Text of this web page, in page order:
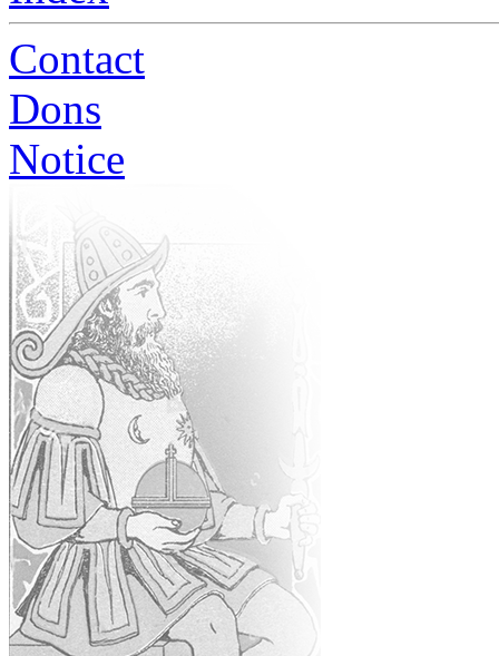
Contact
Dons
Notice